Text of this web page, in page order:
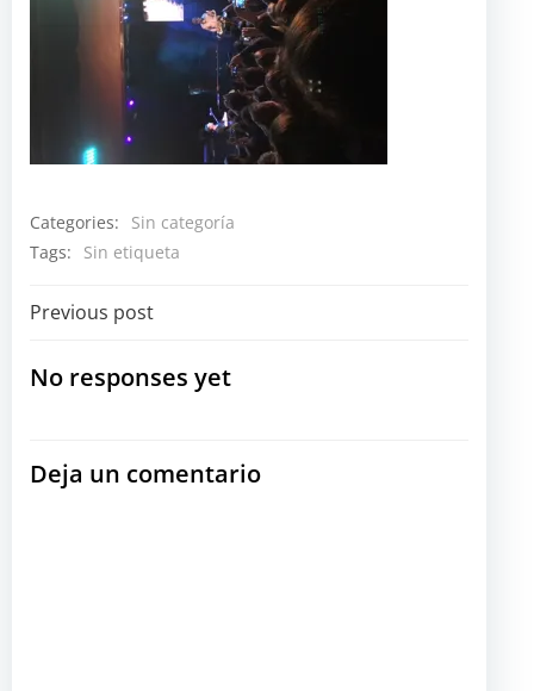
Categories:
Sin categoría
Tags:
Sin etiqueta
Navegación
por
entradas
Previous post
No responses yet
Deja un comentario